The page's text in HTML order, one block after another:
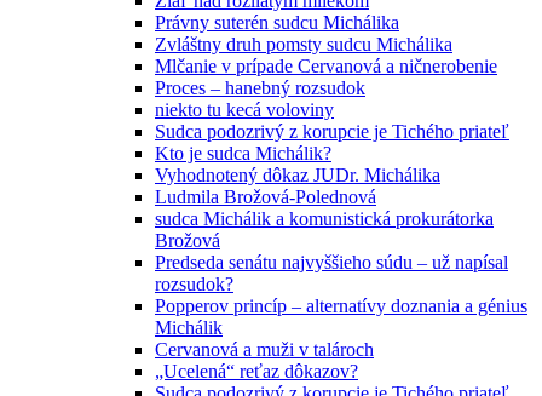
Právny suterén sudcu Michálika
Zvláštny druh pomsty sudcu Michálika
Mlčanie v prípade Cervanová a ničnerobenie
Proces – hanebný rozsudok
niekto tu kecá voloviny
Sudca podozrivý z korupcie je Tichého priateľ
Kto je sudca Michálik?
Vyhodnotený dôkaz JUDr. Michálika
Ludmila Brožová-Polednová
sudca Michálik a komunistická prokurátorka
Brožová
Predseda senátu najvyššieho súdu – už napísal
rozsudok?
Popperov princíp – alternatívy doznania a génius
Michálik
Cervanová a muži v talároch
„Ucelená“ reťaz dôkazov?